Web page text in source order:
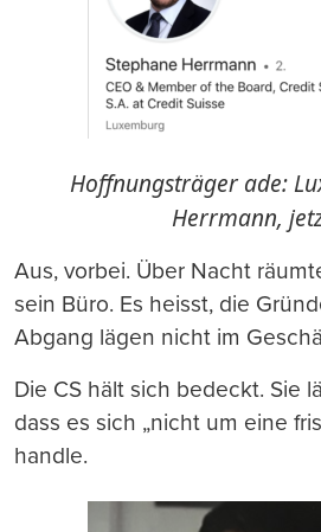
Hoffnungsträger ade:
Herrmann,
Aus, vorbei. Über Nacht
sein Büro. Es heisst, die
Abgang lägen nicht im
Die CS hält sich bedeckt. Sie
dass es sich „nicht um eine
handle.